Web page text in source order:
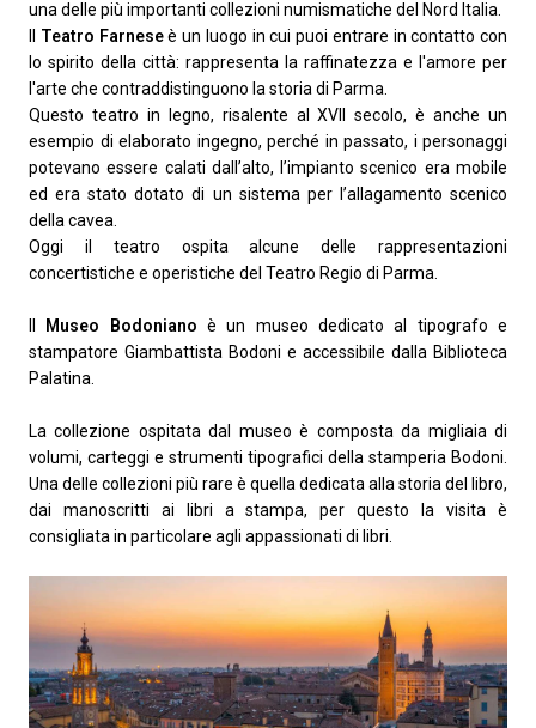
una delle più importanti collezioni numismatiche del Nord Italia.
Teatro Farneseè un luogo in cui puoi entrare in contatto con
lo spirito della città: rappresenta la raffinatezza e l'amore per
l'arte che contraddistinguono la storia di Parma.
Questo teatro in legno, risalente al XVII secolo, è anche un
esempio di elaborato ingegno, perché in passato, i personaggi
potevano essere calati dall’alto, l’impianto scenico era mobile
ed era stato dotato di un sistema per l’allagamento scenico
della cavea.
Oggi il teatro ospita alcune delle rappresentazioni
concertistiche e operistiche del Teatro Regio di Parma.
Museo Bodoniano è un museo dedicato al tipografo e
stampatore Giambattista Bodoni e accessibile dalla Biblioteca
Palatina.
La collezione ospitata dal museo è composta da migliaia di
volumi, carteggi e strumenti tipografici della stamperia Bodoni.
Una delle collezioni più rare è quella dedicata alla storia del libro,
dai manoscritti ai libri a stampa, per questo la visita è
consigliata in particolare agli appassionati di libri.